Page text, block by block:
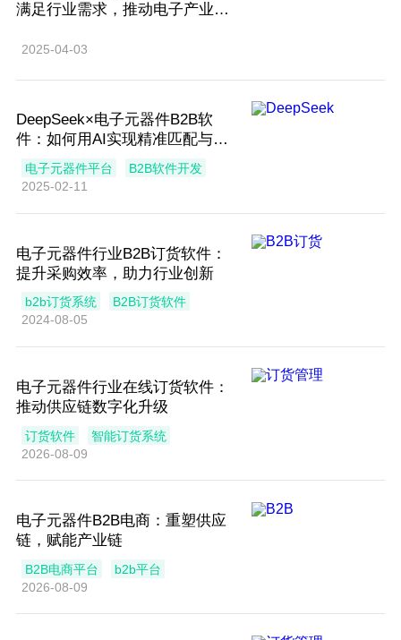
满足行业需求，推动电子产业升
2025-04-03
DeepSeek×电子元器件B2B软
件：如何用AI实现精准匹配与智
能选型？
电子元器件平台
B2B软件开发
2025-02-11
电子元器件行业B2B订货软件：
提升采购效率，助力行业创新
b2b订货系统
B2B订货软件
2024-08-05
电子元器件行业在线订货软件：
推动供应链数字化升级
订货软件
智能订货系统
2026-08-09
电子元器件B2B电商：重塑供应
链，赋能产业链
B2B电商平台
b2b平台
2026-08-09